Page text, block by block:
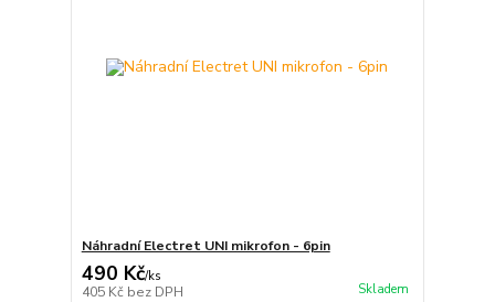
Náhradní Electret UNI mikrofon - 6pin
490 Kč/ks
405 Kč bez DPH Skladem